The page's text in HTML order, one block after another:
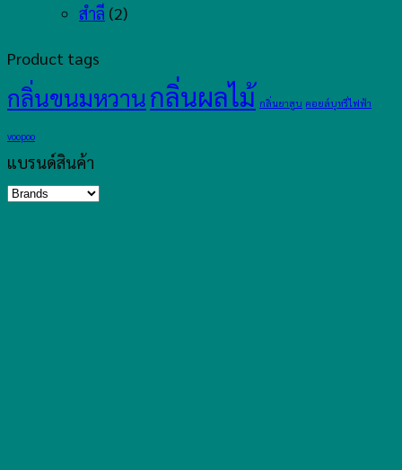
สำลี (2)
Product tags
กลิ่นขนมหวานกลิ่นผลไม้ กลิ่นยาสูบ คอยล์บุหรี่ไฟฟ้า
voopoo
แบรนด์สินค้า